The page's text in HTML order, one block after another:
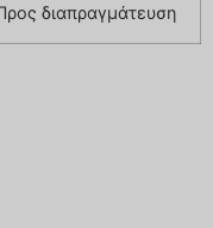
διαπραγμάτευση